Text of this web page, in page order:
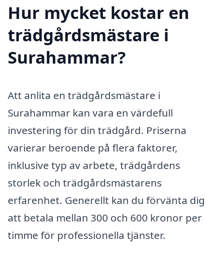
Hur mycket kostar en
trädgårdsmästare i
Surahammar?
Att anlita en trädgårdsmästare i
Surahammar kan vara en värdefull
investering för din trädgård. Priserna
varierar beroende på flera faktorer,
inklusive typ av arbete, trädgårdens
storlek och trädgårdsmästarens
erfarenhet. Generellt kan du förvänta dig
att betala mellan 300 och 600 kronor per
timme för professionella tjänster.